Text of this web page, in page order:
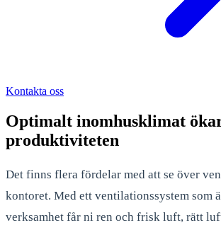
Kontakta oss
Optimalt inomhusklimat
produktiviteten
Det finns flera fördelar med att se över
kontoret. Med ett ventilationssystem som
verksamhet får ni ren och frisk luft, rätt